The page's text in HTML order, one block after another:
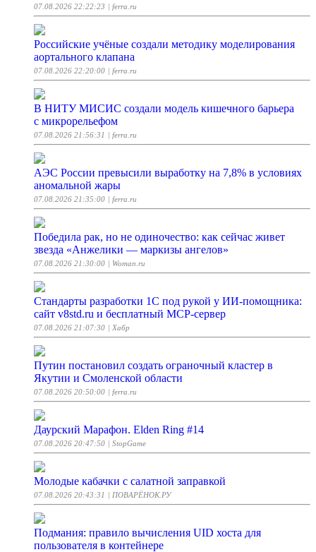
07.08.2026 22:22:23 | ferra.ru
Российские учёные создали методику моделирования
аортального клапана
07.08.2026 22:20:00 | ferra.ru
В НИТУ МИСИС создали модель кишечного барьера
с микрорельефом
07.08.2026 21:56:31 | ferra.ru
АЭС России превысили выработку на 7,8% в условиях
аномальной жары
07.08.2026 21:35:00 | ferra.ru
Победила рак, но не одиночество: как сейчас живет
звезда «Анжелики — маркизы ангелов»
07.08.2026 21:30:00 | Woman.ru
Стандарты разработки 1С под рукой у ИИ-помощника:
сайт v8std.ru и бесплатный MCP-сервер
07.08.2026 21:07:30 | Хабр
Путин постановил создать ограночный кластер в
Якутии и Смоленской области
07.08.2026 20:50:00 | ferra.ru
Даурский Марафон. Elden Ring #14
07.08.2026 20:47:50 | StopGame
Молодые кабачки с салатной заправкой
07.08.2026 20:43:31 | ПОВАРЁНОК.РУ
Подмания: правило вычисления UID хоста для
пользователя в контейнере